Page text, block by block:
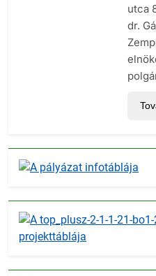
utca
dr.